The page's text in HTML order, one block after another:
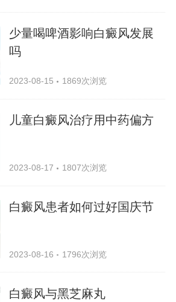
少量喝啤酒影响白癜风发展
吗
2023-08-15 1869次浏览
儿童白癜风治疗用中药偏方
2023-08-17 1807次浏览
白癜风患者如何过好国庆节
2023-08-16 1796次浏览
白癜风与黑芝麻丸